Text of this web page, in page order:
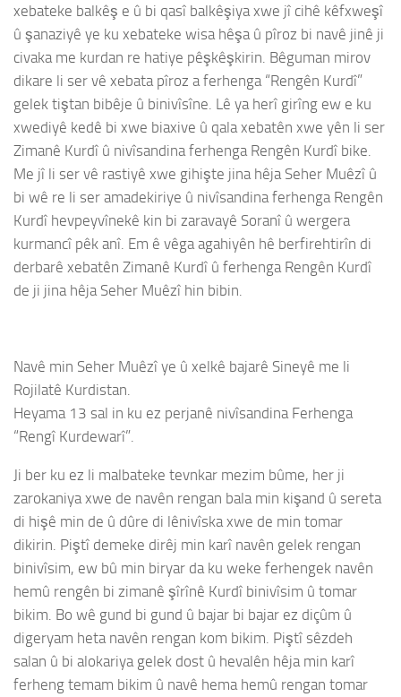
xebateke balkêş e û bi qasî balkêşiya xwe jî cihê kêfxweşî
û şanaziyê ye ku xebateke wisa hêşa û pîroz bi navê jinê ji
civaka me kurdan re hatiye pêşkêşkirin. Bêguman mirov
dikare li ser vê xebata pîroz a ferhenga “Rengên Kurdî”
gelek tiştan bibêje û binivîsîne. Lê ya herî girîng ew e ku
xwediyê kedê bi xwe biaxive û qala xebatên xwe yên li ser
Zimanê Kurdî û nivîsandina ferhenga Rengên Kurdî bike.
Me jî li ser vê rastiyê xwe gihişte jina hêja Seher Muêzî û
bi wê re li ser amadekiriye û nivîsandina ferhenga Rengên
Kurdî hevpeyvînekê kin bi zaravayê Soranî û wergera
kurmancî pêk anî. Em ê vêga agahiyên hê berfirehtirîn di
derbarê xebatên Zimanê Kurdî û ferhenga Rengên Kurdî
de ji jina hêja Seher Muêzî hin bibin.
Navê min Seher Muêzî ye û xelkê bajarê Sineyê me li
Rojilatê Kurdistan.
Heyama 13 sal in ku ez perjanê nivîsandina Ferhenga
“Rengî Kurdewarî”.
Ji ber ku ez li malbateke tevnkar mezim bûme, her ji
zarokaniya xwe de navên rengan bala min kişand û sereta
di hişê min de û dûre di lênivîska xwe de min tomar
dikirin. Piştî demeke dirêj min karî navên gelek rengan
binivîsim, ew bû min biryar da ku weke ferhengek navên
hemû rengên bi zimanê şîrînê Kurdî binivîsim û tomar
bikim. Bo wê gund bi gund û bajar bi bajar ez diçûm û
digeryam heta navên rengan kom bikim. Piştî sêzdeh
salan û bi alokariya gelek dost û hevalên hêja min karî
ferheng temam bikim û navê hema hemû rengan tomar